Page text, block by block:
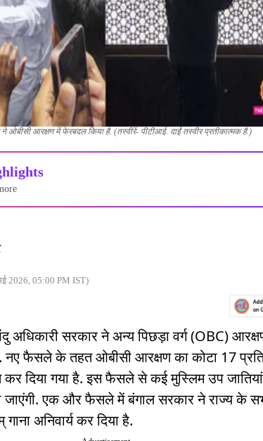
ओबीसी आरक्षण में फेरबदल किया है. (तस्वीरें- पीटीआई. दाईं तस्वीर प्रतीकात्मक है.)
2026, 05:00 PM IST)
अधिकारी सरकार ने अन्य पिछड़ा वर्ग (OBC)
नए फैसले के तहत ओबीसी आरक्षण का कोटा 17
दिया गया है. इस फैसले से कई मुस्लिम उप
जाएंगी. एक और फैसले में बंगाल सरकार ने राज्य के
अनिवार्य कर दिया है.